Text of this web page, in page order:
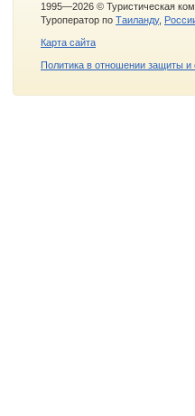
1995—2026 © Туристическая
Туроператор по Таиланду,
Карта сайта
Политика в отношении защиты и